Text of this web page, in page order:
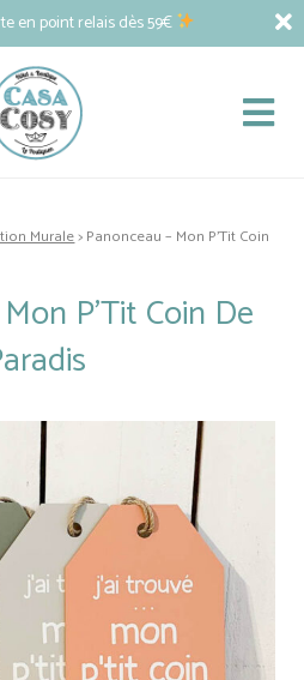
en point relais dès 59€
Murale> Panonceau – Mon P’Tit Coin
P’Tit Coin De